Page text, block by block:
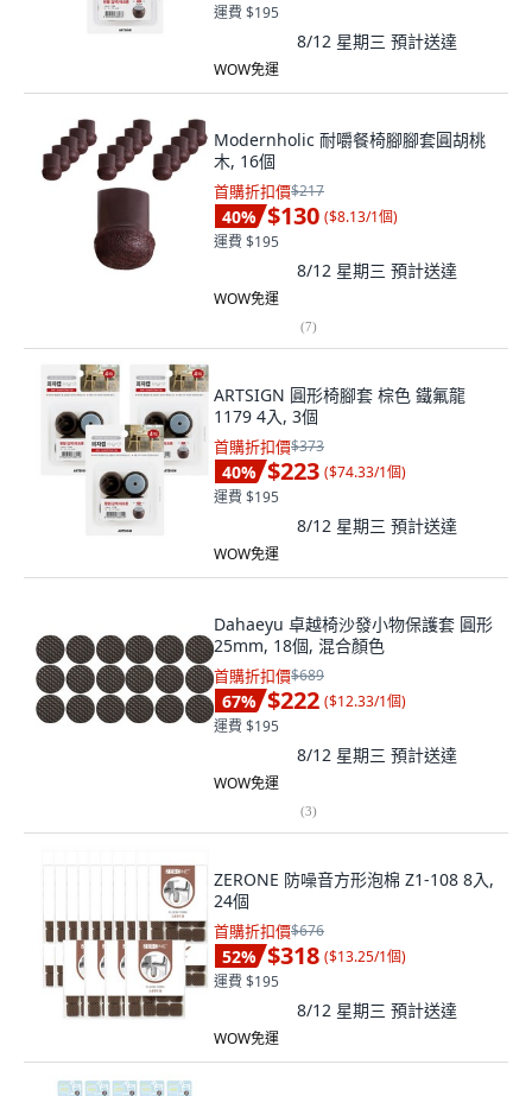
運費 $195
8/12 星期三 預計送達
WOW免運
Modernholic 耐嚼餐椅腳腳套圓胡桃
木, 16個
首購折扣價$217
40% $130 ($8.13/1個)
運費 $195
8/12 星期三 預計送達
WOW免運
(7)
ARTSIGN 圓形椅腳套 棕色 鐵氟龍
1179 4入, 3個
首購折扣價$373
40% $223 ($74.33/1個)
運費 $195
8/12 星期三 預計送達
WOW免運
Dahaeyu 卓越椅沙發小物保護套 圓形
25mm, 18個, 混合顏色
首購折扣價$689
67% $222 ($12.33/1個)
運費 $195
8/12 星期三 預計送達
WOW免運
(3)
ZERONE 防噪音方形泡棉 Z1-108 8入,
24個
首購折扣價$676
52% $318 ($13.25/1個)
運費 $195
8/12 星期三 預計送達
WOW免運